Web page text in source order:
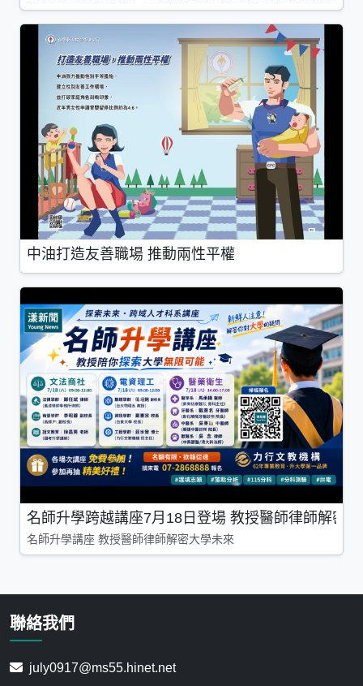
中油打造友善職場 推動兩性平權
名師升學跨越講座7月18日登場 教授醫師律師解密
名師升學講座 教授醫師律師解密大學未來
聯絡我們
july0917@ms55.hinet.net